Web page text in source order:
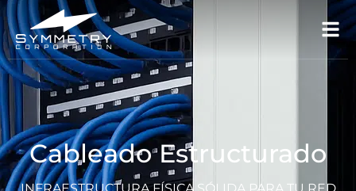
Cableado Estructurado